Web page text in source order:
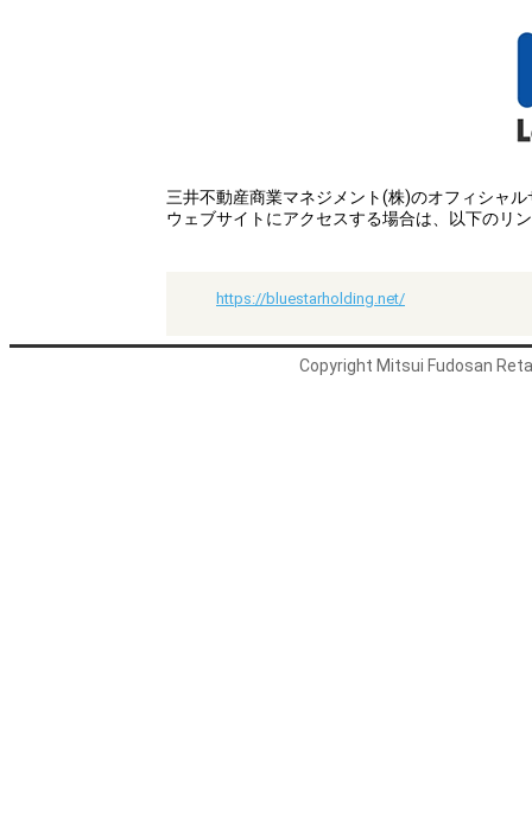
三井不動産商業マネジメント(株)のオフィシャ
ウェブサイトにアクセスする場合は、以下のリ
https://bluestarholding.net/
Copyright Mitsui Fudosan